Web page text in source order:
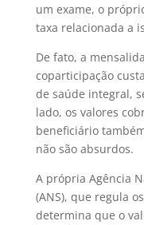
um exame, o
taxa relacionada a
De fato, a
coparticipação
de saúde integral,
lado, os valores
beneficiário
não são absurdos.
A própria Agência
(ANS), que regula
determina que o